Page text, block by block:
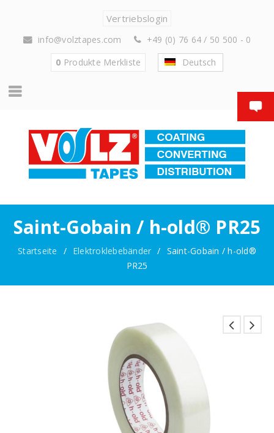
Vertriebslogin
info@volztapes.com
+49 (0) 76 64 / 50 500 - 0
0 Produkte Merkliste Deutsch
Saint-Gobain / h-old® PR25
Startseite / Elektroklebebänder / Saint-Gobain / h-old®
PR25